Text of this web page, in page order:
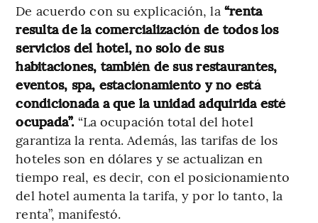
De acuerdo con su explicación, la “renta
resulta de la comercialización de todos los
servicios del hotel, no solo de sus
habitaciones, también de sus restaurantes,
eventos, spa, estacionamiento y no está
condicionada a que la unidad adquirida esté
ocupada”. “La ocupación total del hotel
garantiza la renta. Además, las tarifas de los
hoteles son en dólares y se actualizan en
tiempo real, es decir, con el posicionamiento
del hotel aumenta la tarifa, y por lo tanto, la
renta”, manifestó.